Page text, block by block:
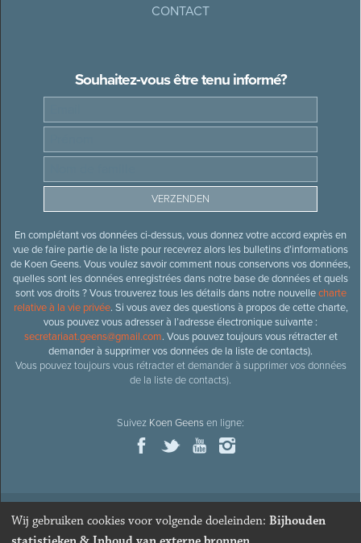
CONTACT
Souhaitez-vous être tenu informé?
En complétant vos données ci-dessus, vous donnez votre accord exprès en
vue de faire partie de la liste pour recevrez alors les bulletins d’informations
de Koen Geens. Vous voulez savoir comment nous conservons vos données,
quelles sont les données enregistrées dans notre base de données et quels
sont vos droits ? Vous trouverez tous les détails dans notre nouvellecharte
relative à la vie privée. Si vous avez des questions à propos de cette charte,
vous pouvez vous adresser à l’adresse électronique suivante :
secretariaat.geens@gmail.com. Vous pouvez toujours vous rétracter et
demander à supprimer vos données de la liste de contacts).
Vous pouvez toujours vous rétracter et demander à supprimer vos données
de la liste de contacts).
Suivez Koen Geensen ligne:
© 2026Ancien ministre et député honoraire
Wij gebruiken cookies voor volgende doeleinden: Bijhouden